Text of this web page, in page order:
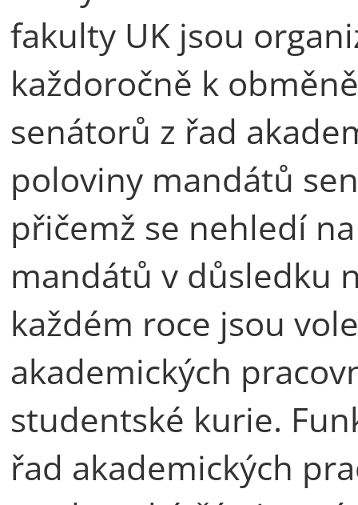
fakulty UK jsou
každoročně k
senátorů z řad
poloviny mandátů
přičemž se nehledí
mandátů v důsledku
každém roce jsou
akademických
studentské kurie.
řad akademických